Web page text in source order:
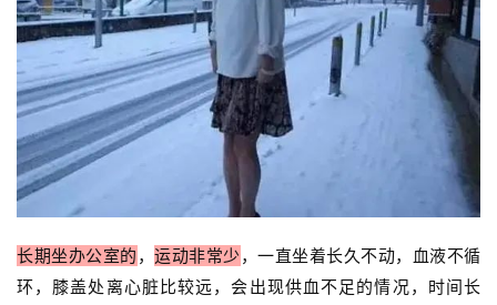
长期坐办公室的 ， 运动非常少 ，一直坐着长久不动，血液不循
环，膝盖处离心脏比较远，会出现供血不足的情况，时间长